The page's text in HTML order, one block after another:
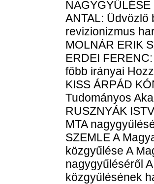
ANTAL: Üdvözlő
revizionizmus
MOLNÁR ERIK
ERDEI
főbb irányai
KISS ÁRPÁD
Tudományos
RUSZNYÁK
MTA
SZEMLE A
közgyűlése A
nagygyűléséről
közgyűlésének